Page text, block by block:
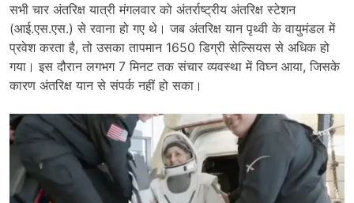
सभी चार अंतरिक्ष यात्री मंगलवार को अंतर्राष्ट्रीय अंतरिक्ष स्टेशन
(आई.एस.एस.) से रवाना हो गए थे। जब अंतरिक्ष यान पृथ्वी के वायुमंडल में
प्रवेश करता है, तो उसका तापमान 1650 डिग्री सेल्सियस से अधिक हो
गया। इस दौरान लगभग 7 मिनट तक संचार व्यवस्था में विघ्न आया, जिसके
कारण अंतरिक्ष यान से संपर्क नहीं हो सका।